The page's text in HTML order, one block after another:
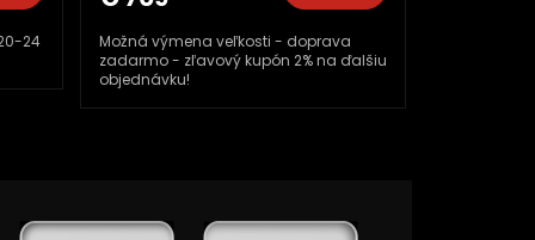
- doprava
kupón 2% na ďalšiu
Možná výmena veľkosti - doprava
zadarmo - zľavový kupón 2% na ďalšiu